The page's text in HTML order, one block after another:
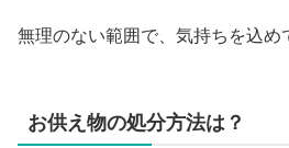
無理のない範囲で、気持ちを込め
お供え物の処分方法は？